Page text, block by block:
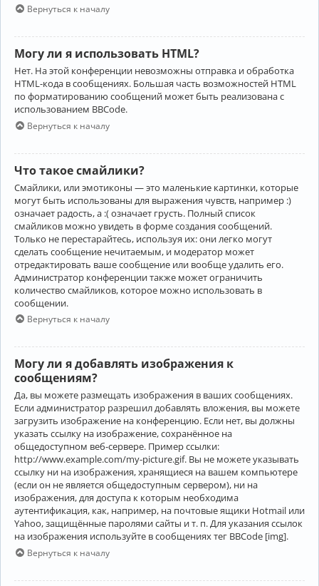
Вернуться к началу
Могу ли я использовать HTML?
Нет. На этой конференции невозможны отправка и обработка
HTML-кода в сообщениях. Большая часть возможностей HTML
по форматированию сообщений может быть реализована с
использованием BBCode.
Вернуться к началу
Что такое смайлики?
Смайлики, или эмотиконы — это маленькие картинки, которые
могут быть использованы для выражения чувств, например :)
означает радость, а :( означает грусть. Полный список
смайликов можно увидеть в форме создания сообщений.
Только не перестарайтесь, используя их: они легко могут
сделать сообщение нечитаемым, и модератор может
отредактировать ваше сообщение или вообще удалить его.
Администратор конференции также может ограничить
количество смайликов, которое можно использовать в
сообщении.
Вернуться к началу
Могу ли я добавлять изображения к
сообщениям?
Да, вы можете размещать изображения в ваших сообщениях.
Если администратор разрешил добавлять вложения, вы можете
загрузить изображение на конференцию. Если нет, вы должны
указать ссылку на изображение, сохранённое на
общедоступном веб-сервере. Пример ссылки:
http://www.example.com/my-picture.gif. Вы не можете указывать
ссылку ни на изображения, хранящиеся на вашем компьютере
(если он не является общедоступным сервером), ни на
изображения, для доступа к которым необходима
аутентификация, как, например, на почтовые ящики Hotmail или
Yahoo, защищённые паролями сайты и т. п. Для указания ссылок
на изображения используйте в сообщениях тег BBCode [img].
Вернуться к началу